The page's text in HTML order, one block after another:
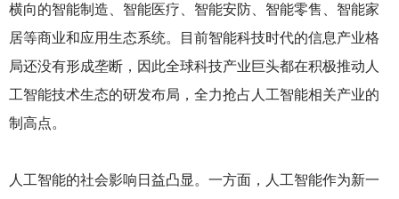
横向的智能制造、智能医疗、智能安防、智能零售、智能家
居等商业和应用生态系统。目前智能科技时代的信息产业格
局还没有形成垄断，因此全球科技产业巨头都在积极推动人
工智能技术生态的研发布局，全力抢占人工智能相关产业的
制高点。
人工智能的社会影响日益凸显。一方面，人工智能作为新一